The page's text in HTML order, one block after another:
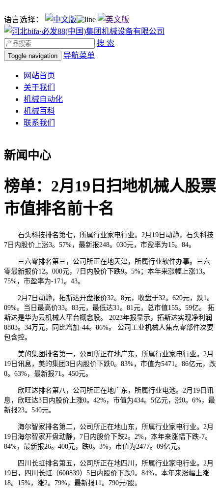
语言选择：
搜 索
Toggle navigation 导航菜单
网站首页
关于我们
机械自动化
机械百科
联系我们
新闻中心
榜单：2月19日扫地机械人股票
市值排名前十名
石头科技排名第七，所属行业家电行业。2月19日动静，石头科技
7日内股价上涨3。57%，最新报248。030元，市盈率为15。84。
三六零排名第三，公司所正在地天津，所属行业软件办事。三六
零最新报价12。000元，7日内股价下跌9。5%；本年来涨幅上涨13。
75%，市盈率为-171。43。
2月7日动静，拓斯达开盘报价32。8元，收盘于32。620元，跌1。
09%。当日最高价33。83元，最低达31。81元，总市值155。59亿。 拓
斯达是华为云机械人平台概念股。 2023年报显示，拓斯达实现净利润
8803。34万元，同比增加-44。86%。 公司工业机械人焦点零部件次要
包含控。
美的集团排名第一，公司所正在地广东，所属行业家电行业。2月
19日讯息，美的集团3日内股价下跌0。83%，市值为5471。86亿元，跌
0。63%，最新报71。450元。
欣旺达排名第八，公司所正在地广东，所属行业电池。2月19日讯
息，欣旺达3日内股价上涨0。42%，市值为434。5亿元，涨0。6%，最
新报23。540元。
海尔智家排名第二，公司所正在地山东，所属行业家电行业。2月
19日海尔智家开盘动静，7日内股价下跌2。2%，本年来涨幅下跌-7。
84%，最新报26。400元，跌0。3%，市值为2477。09亿元。
四川长虹排名第五，公司所正在地四川，所属行业家电行业。2月
19日，四川长虹（600839）5日内股价下跌9。84%，本年来涨幅上涨
18。15%，涨2。79%，最新报11。790元/股。